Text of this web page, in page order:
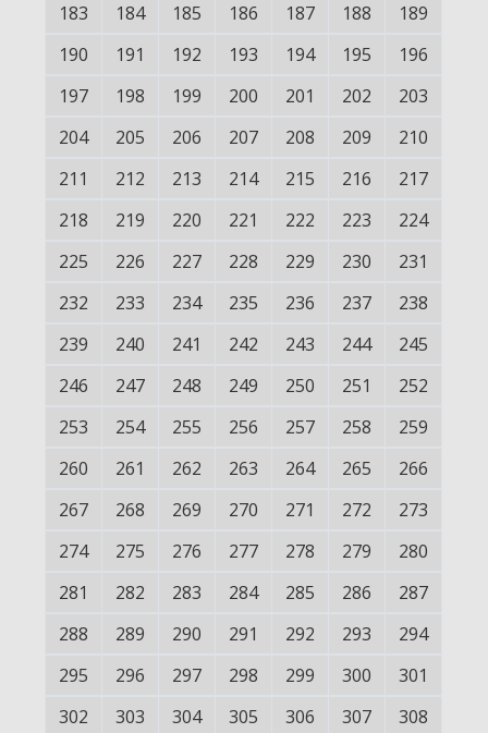
183
184 185 186 187 188
189
190
191 192 193 194 195
196
197
198 199 200 201 202
203
204
205 206 207 208 209
210
211
212 213 214 215 216
217
218
219 220 221 222 223
224
225
226 227 228 229 230
231
232
233 234 235 236 237
238
239
240 241 242 243 244
245
246
247 248 249 250 251
252
253
254 255 256 257 258
259
260
261 262 263 264 265
266
267
268 269 270 271 272
273
274
275 276 277 278 279
280
281
282 283 284 285 286
287
288
289 290 291 292 293
294
295
296 297 298 299 300
301
302
303 304 305 306 307
308